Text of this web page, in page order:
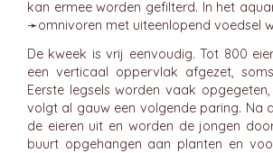
kan ermee worden gefilterd. In het
➛omnivoren met uiteenlopend voedsel
De kweek is vrij eenvoudig. Tot 800
een verticaal oppervlak afgezet,
Eerste legsels worden vaak
volgt al gauw een volgende paring. Na
de eieren uit en worden de jongen
buurt opgehangen aan planten en